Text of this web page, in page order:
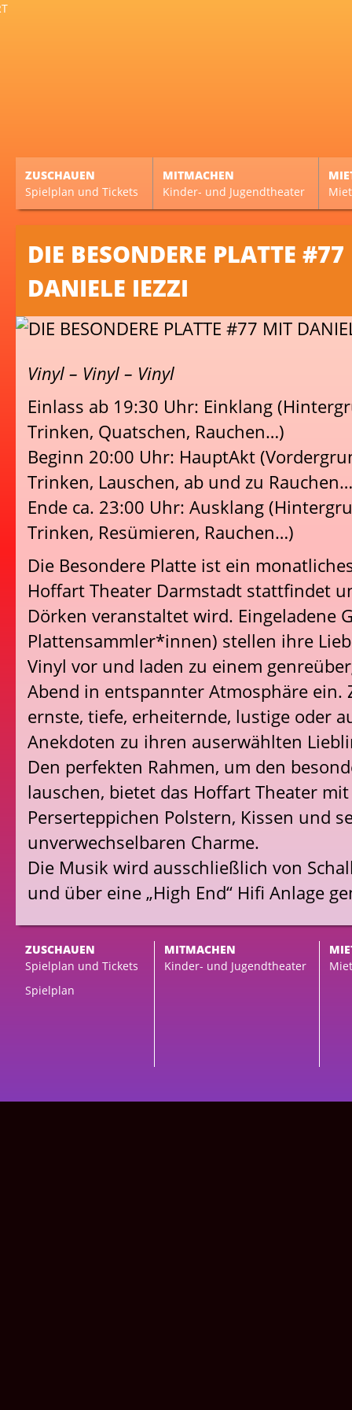
ZUSCHAUEN
Spielplan und Tickets
MITMACHEN
Kinder- und Jugendtheater
DIE BESONDERE PLATTE
DANIELE IEZZI
Vinyl – Vinyl – Vinyl
Einlass ab 19:30 Uhr: Einklang
Trinken, Quatschen, Rauchen…)
Beginn 20:00 Uhr: HauptAkt
Trinken, Lauschen, ab und zu
Ende ca. 23:00 Uhr: Ausklang
Trinken, Resümieren, Rauchen…)
Die Besondere Platte ist ein
Hoffart Theater Darmstadt stattfindet
Dörken veranstaltet wird. Eingeladene
Plattensammler*innen) stellen ihre
Vinyl vor und laden zu einem
Abend in entspannter Atmosphäre ein.
ernste, tiefe, erheiternde, lustige oder
Anekdoten zu ihren auserwählten
Den perfekten Rahmen, um den
lauschen, bietet das Hoffart Theater
Perserteppichen Polstern, Kissen und
unverwechselbaren Charme.
Die Musik wird ausschließlich von
und über eine „High End“ Hifi Anlage
ZUSCHAUEN
Spielplan und Tickets
Spielplan
MITMACHEN
Kinder- und Jugendtheater